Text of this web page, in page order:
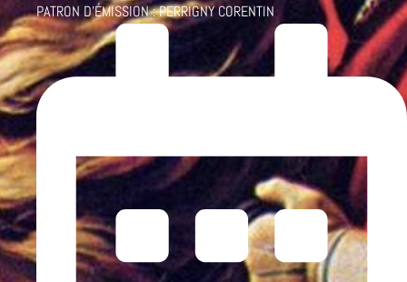
PATRON D'ÉMISSION :PERRIGNY CORENTIN